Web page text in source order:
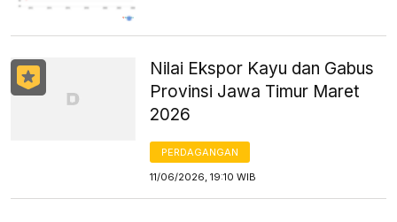
Nilai Ekspor Kayu dan Gabus
Provinsi Jawa Timur Maret
2026
PERDAGANGAN
11/06/2026, 19:10 WIB